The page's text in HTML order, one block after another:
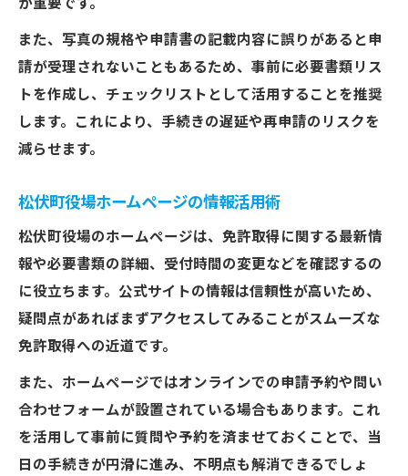
が重要です。
また、写真の規格や申請書の記載内容に誤りがあると申
請が受理されないこともあるため、事前に必要書類リス
トを作成し、チェックリストとして活用することを推奨
します。これにより、手続きの遅延や再申請のリスクを
減らせます。
松伏町役場ホームページの情報活用術
松伏町役場のホームページは、免許取得に関する最新情
報や必要書類の詳細、受付時間の変更などを確認するの
に役立ちます。公式サイトの情報は信頼性が高いため、
疑問点があればまずアクセスしてみることがスムーズな
免許取得への近道です。
また、ホームページではオンラインでの申請予約や問い
合わせフォームが設置されている場合もあります。これ
を活用して事前に質問や予約を済ませておくことで、当
日の手続きが円滑に進み、不明点も解消できるでしょ